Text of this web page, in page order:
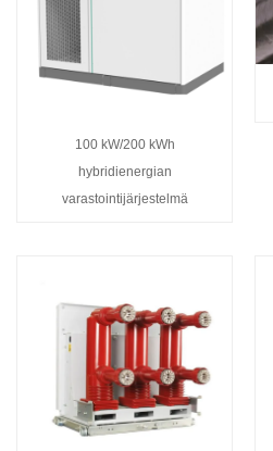
100 kW/200 kWh
hybridienergian
varastointijärjestelmä